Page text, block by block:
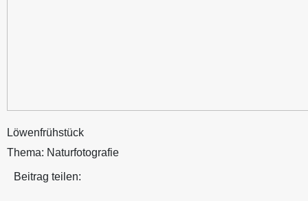
Löwenfrühstück
Thema: Naturfotografie
Beitrag teilen: